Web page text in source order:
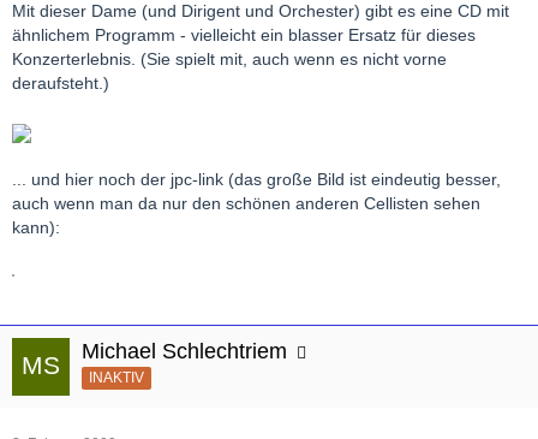
Mit dieser Dame (und Dirigent und Orchester) gibt es eine CD mit
ähnlichem Programm - vielleicht ein blasser Ersatz für dieses
Konzerterlebnis. (Sie spielt mit, auch wenn es nicht vorne
deraufsteht.)
... und hier noch der jpc-link (das große Bild ist eindeutig besser,
auch wenn man da nur den schönen anderen Cellisten sehen
kann):
Michael Schlechtriem
INAKTIV